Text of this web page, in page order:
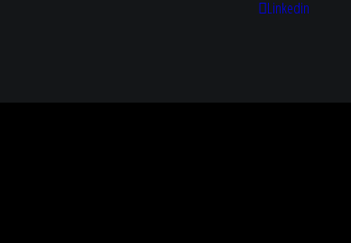
Linkedin